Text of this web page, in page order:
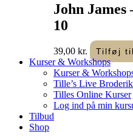
John
10
39,00 kr. Tilføj
Kurser & Workshops
Kurser &
Tille’s Live
Tilles Online Kurser
Log ind på min
Tilbud
Shop